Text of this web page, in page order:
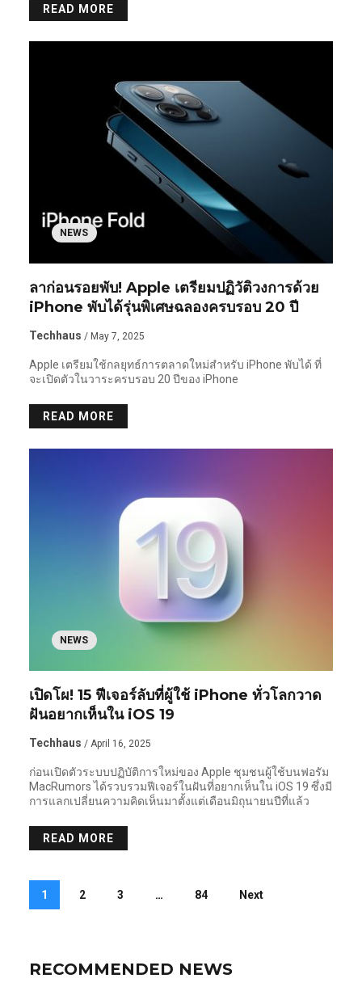
READ MORE
NEWS
ลาก่อนรอยพับ! Apple เตรียมปฏิวัติวงการด้วย
iPhone พับได้รุ่นพิเศษฉลองครบรอบ 20 ปี
Techhaus / May 7, 2025
Apple เตรียมใช้กลยุทธ์การตลาดใหม่สำหรับ iPhone พับได้ ที่
จะเปิดตัวในวาระครบรอบ 20 ปีของ iPhone
READ MORE
NEWS
เปิดโผ! 15 ฟีเจอร์ลับที่ผู้ใช้ iPhone ทั่วโลกวาด
ฝันอยากเห็นใน iOS 19
Techhaus / April 16, 2025
ก่อนเปิดตัวระบบปฏิบัติการใหม่ของ Apple ชุมชนผู้ใช้บนฟอรัม
MacRumors ได้รวบรวมฟีเจอร์ในฝันที่อยากเห็นใน iOS 19 ซึ่งมี
การแลกเปลี่ยนความคิดเห็นมาตั้งแต่เดือนมิถุนายนปีที่แล้ว
READ MORE
1 2 3 … 84 Next
RECOMMENDED NEWS